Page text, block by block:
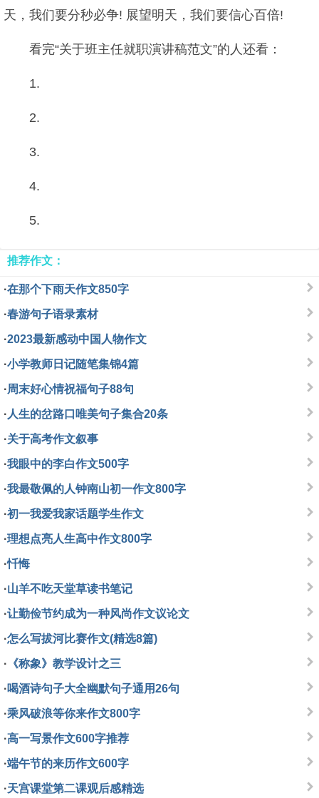
天，我们要分秒必争! 展望明天，我们要信心百倍!
看完“关于班主任就职演讲稿范文”的人还看：
1.
2.
3.
4.
5.
推荐作文：
·在那个下雨天作文850字
·春游句子语录素材
·2023最新感动中国人物作文
·小学教师日记随笔集锦4篇
·周末好心情祝福句子88句
· 人生的岔路口唯美句子集合20条
·关于高考作文叙事
·我眼中的李白作文500字
·我最敬佩的人钟南山初一作文800字
·初一我爱我家话题学生作文
·理想点亮人生高中作文800字
·忏悔
·山羊不吃天堂草读书笔记
·让勤俭节约成为一种风尚作文议论文
·怎么写拔河比赛作文(精选8篇)
· 《称象》教学设计之三
·喝酒诗句子大全幽默句子通用26句
·乘风破浪等你来作文800字
·高一写景作文600字推荐
·端午节的来历作文600字
·天宫课堂第二课观后感精选